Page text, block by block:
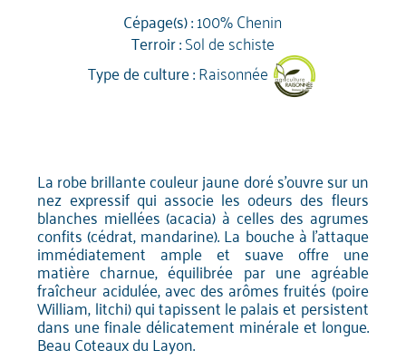
Cépage(s) :100% Chenin
Terroir :Sol de schiste
Type de culture :Raisonnée
La robe brillante couleur jaune doré s'ouvre sur un
nez expressif qui associe les odeurs des fleurs
blanches miellées (acacia) à celles des agrumes
confits (cédrat, mandarine). La bouche à l'attaque
immédiatement ample et suave offre une
matière charnue, équilibrée par une agréable
fraîcheur acidulée, avec des arômes fruités (poire
William, litchi) qui tapissent le palais et persistent
dans une finale délicatement minérale et longue.
Beau Coteaux du Layon.